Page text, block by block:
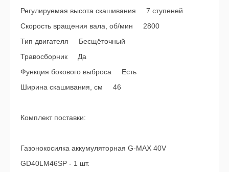
Регулируемая высота скашивания 7 ступеней
Скорость вращения вала, об/мин 2800
Тип двигателя Бесщёточный
Травосборник Да
Функция бокового выброса Есть
Ширина скашивания, см 46
Комплект поставки:
Газонокосилка аккумуляторная G-MAX 40V
GD40LM46SP - 1 шт.